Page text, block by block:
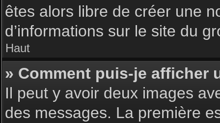
êtes alors libre de créer une
d’informations sur le site du
Haut
» Comment puis-je afficher
Il peut y avoir deux images
des messages. La première